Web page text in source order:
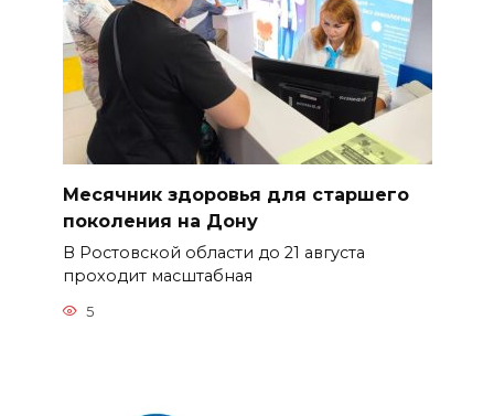
Месячник здоровья для старшего
поколения на Дону
В Ростовской области до 21 августа
проходит масштабная
5